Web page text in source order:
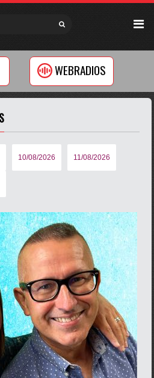
WEBRADIOS
10/08/2026 11/08/2026